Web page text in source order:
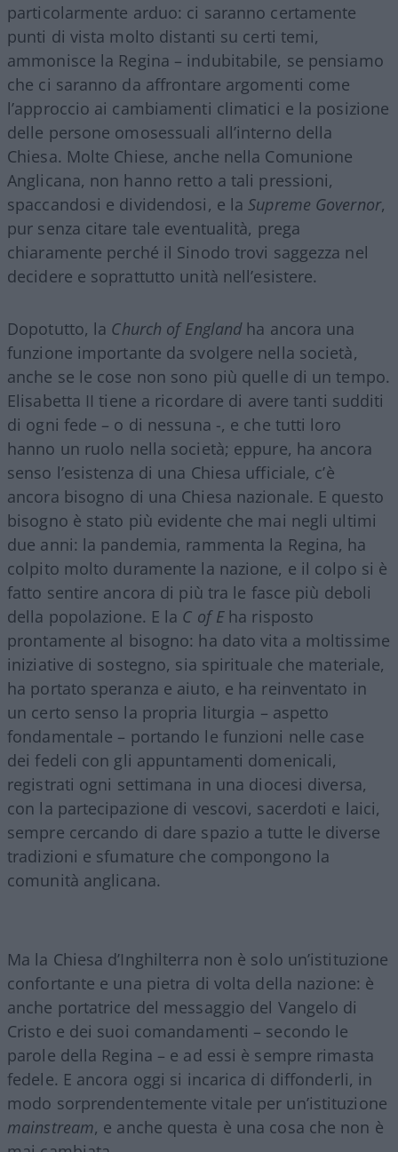
particolarmente arduo: ci saranno certamente
punti di vista molto distanti su certi temi,
ammonisce la Regina – indubitabile, se pensiamo
che ci saranno da affrontare argomenti come
l’approccio ai cambiamenti climatici e la posizione
delle persone omosessuali all’interno della
Chiesa. Molte Chiese, anche nella Comunione
Anglicana, non hanno retto a tali pressioni,
spaccandosi e dividendosi, e laSupreme Governor,
pur senza citare tale eventualità, prega
chiaramente perché il Sinodo trovi saggezza nel
decidere e soprattutto unità nell’esistere.
Dopotutto, la Church of Englandha ancora una
funzione importante da svolgere nella società,
anche se le cose non sono più quelle di un tempo.
Elisabetta II tiene a ricordare di avere tanti sudditi
di ogni fede – o di nessuna -, e che tutti loro
hanno un ruolo nella società; eppure, ha ancora
senso l’esistenza di una Chiesa ufficiale, c’è
ancora bisogno di una Chiesa nazionale. E questo
bisogno è stato più evidente che mai negli ultimi
due anni: la pandemia, rammenta la Regina, ha
colpito molto duramente la nazione, e il colpo si è
fatto sentire ancora di più tra le fasce più deboli
della popolazione. E la C of Eha risposto
prontamente al bisogno: ha dato vita a moltissime
iniziative di sostegno, sia spirituale che materiale,
ha portato speranza e aiuto, e ha reinventato in
un certo senso la propria liturgia – aspetto
fondamentale – portando le funzioni nelle case
dei fedeli con gli appuntamenti domenicali,
registrati ogni settimana in una diocesi diversa,
con la partecipazione di vescovi, sacerdoti e laici,
sempre cercando di dare spazio a tutte le diverse
tradizioni e sfumature che compongono la
comunità anglicana.
Ma la Chiesa d’Inghilterra non è solo un’istituzione
confortante e una pietra di volta della nazione: è
anche portatrice del messaggio del Vangelo di
Cristo e dei suoi comandamenti – secondo le
parole della Regina – e ad essi è sempre rimasta
fedele. E ancora oggi si incarica di diffonderli, in
modo sorprendentemente vitale per un’istituzione
mainstream, e anche questa è una cosa che non è